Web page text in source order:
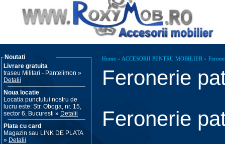
Noutati
Livrare gratuita
traseu Militari - Pantelimon »
Detalii
Noua locatie
Locatia punctului nostru de
lucru este: Str. Oboga, nr. 15,
sector 6, Bucuresti » Detalii
Plata cu card
Magazin sau LINK DE PLATA
» Detalii
Home » ACCESORII PENTRU MOBILIER »
Feronerie
Feronerie